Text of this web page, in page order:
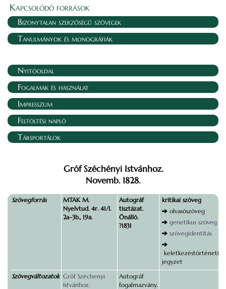
Kapcsolódó források
Bizonytalan szerzőségű szövegek
Tanulmányok és monográfiák
Nyitóoldal
Fogalmak és használat
Impresszum
Feltöltési napló
Társportálok
Gróf Széchényi Istvánhoz.
Novemb. 1828.
Szövegforrás
MTAK M.
Nyelvtud. 4r. 41/I.
2a–3b., 19a.
Autográf
tisztázat.
Önálló.
?1831
kritikai szöveg
olvasószöveg
genetikus szöveg
szövegidentitás
keletkezéstörténeti
jegyzet
Szövegváltozatok Gróf Széchenyi
Istvánhoz.
Autográf
fogalmazvány.